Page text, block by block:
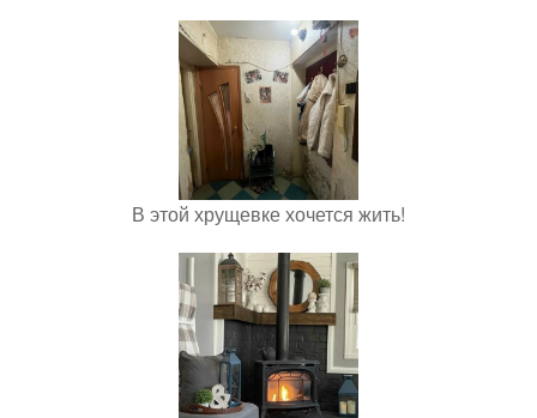
В этой хрущевке хочется жить!